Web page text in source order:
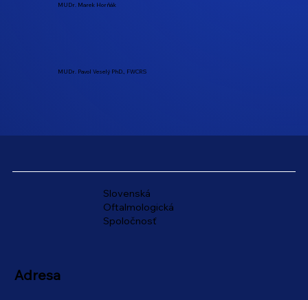
MUDr. Marek Horňák
MUDr. Pavol Veselý PhD., FWCRS​
Slovenská
Oftalmologická
Spoločnosť
Adresa